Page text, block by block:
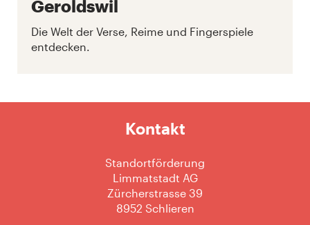
Geroldswil
Die Welt der Verse, Reime und Fingerspiele
entdecken.
Kontakt
Standortförderung
Limmatstadt AG
Zürcherstrasse 39
8952 Schlieren